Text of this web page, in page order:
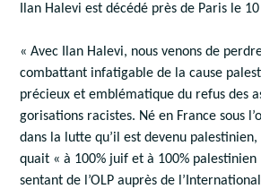
Ilan Halevi est décédé près de Paris le
« Avec Ilan Halevi, nous venons de
com­battant infa­ti­gable de la cause
pré­cieux et emblé­ma­tique du refus des
go­ri­sa­tions racistes. Né en France sous
dans la lutte qu’il est devenu
quait « à 100% juif et à 100%
sentant de l’OLP auprès de